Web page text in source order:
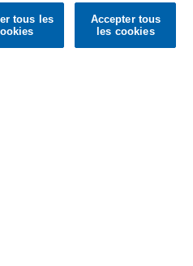
Confirm
tous les
Accepter tous
les cookies